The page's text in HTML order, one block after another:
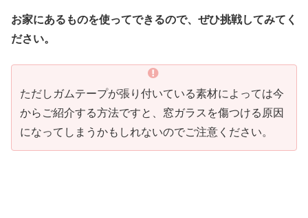
お家にあるものを使ってできるので、ぜひ挑戦してみてく
ださい。
ただしガムテープが張り付いている素材によっては今
からご紹介する方法ですと、窓ガラスを傷つける原因
になってしまうかもしれないのでご注意ください。